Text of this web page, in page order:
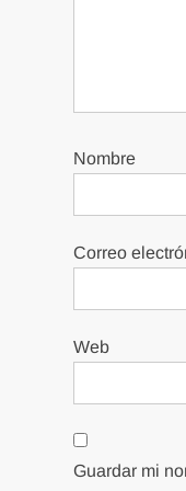
Nombre
Correo
Web
Guardar mi